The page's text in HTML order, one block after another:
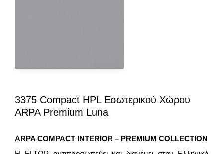
3375 Compact HPL Εσωτερικού Χώρου
ARPA Premium Luna
ARPA COMPACT INTERIOR – PREMIUM COLLECTION